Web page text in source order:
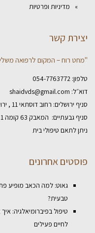
מדיניות ופרטיות
יצירת קשר
"מחט רוח – המקום לרפואה
טלפון: 054-7763772
דוא״ל: shaidvds@gmail.com
סניף ירושלים: רחוב דוסתאי 11 , ירושלים
סניף גבעתיים: המאבק 63 קומה 1 דירה 3
ניתן לתאם טיפולי בית
פוסטים אחרונים
גאוט: למה הכאב מופיע
טבעית?
טיפול בפיברומיאלגיה:
לחיים פעילים